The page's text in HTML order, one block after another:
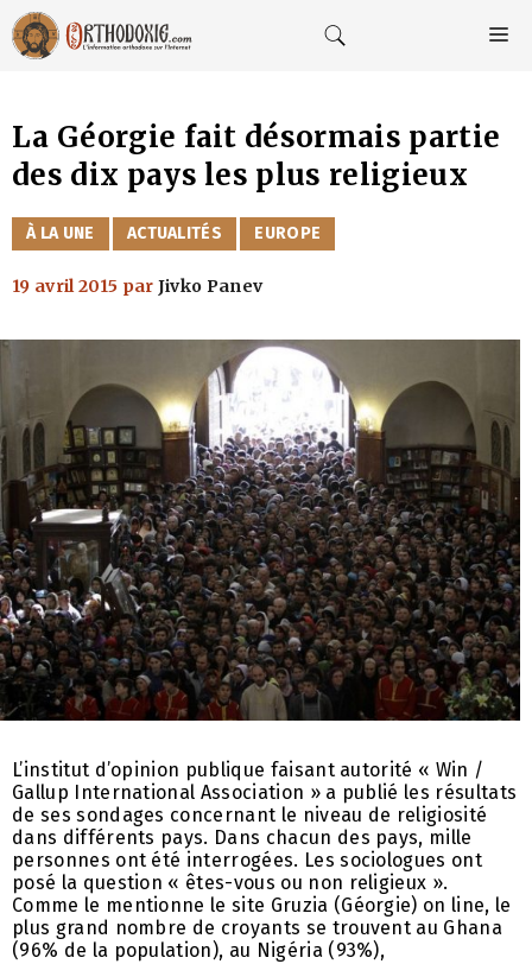
Aller
au
contenu
La Géorgie fait désormais partie
des dix pays les plus religieux
CATÉGORIES
À LA UNE ACTUALITÉS EUROPE
19 avril 2015 par Jivko Panev
L’institut d’opinion publique faisant autorité « Win /
Gallup International Association » a publié les résultats
de ses sondages concernant le niveau de religiosité
dans différents pays. Dans chacun des pays, mille
personnes ont été interrogées. Les sociologues ont
posé la question « êtes-vous ou non religieux ».
Comme le mentionne le site Gruzia (Géorgie) on line, le
plus grand nombre de croyants se trouvent au Ghana
(96% de la population), au Nigéria (93%),